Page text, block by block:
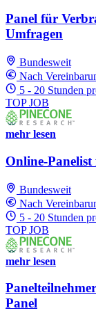
Panel für
Umfragen
Bundesweit
Nach
5 - 20 Stunden
TOP JOB
mehr lesen
Online-
Bundesweit
Nach
5 - 20 Stunden
TOP JOB
mehr lesen
Panel